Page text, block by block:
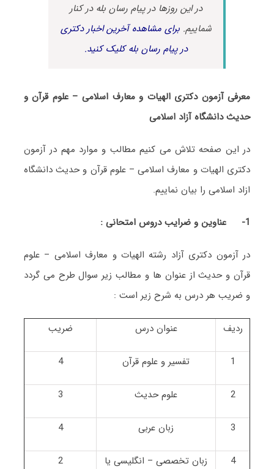
در این روزها در پیام رسان بله در کنار
شماییم.برای مشاهده آخرین اخبار دکتری
در پیام رسان بله کلیک کنید.
معرفی آزمون دکتری الهیات و معارف اسلامی – علوم قرآن و
حدیث دانشگاه آزاد اسلامی
در این صفحه تلاش می کنیم مطالب و موارد مهم در آزمون
دکتری الهیات و معارف اسلامی – علوم قرآن و حدیث دانشگاه
ازاد اسلامی را بیان نماییم.
1- عناوین و ضرایب دروس امتحانی :
در آزمون دکتری آزاد رشته الهیات و معارف اسلامی – علوم
قرآن و حدیث از عنوان ها و مطالب زیر سوال طرح می گردد
و ضریب هر درس به شرح زیر است :
ردیف عنوان درس ضریب
1 تفسیر و علوم قرآن 4
2 علوم حدیث 3
3 زبان عربی 4
4
زبان تخصصی – انگلیسی یا
2